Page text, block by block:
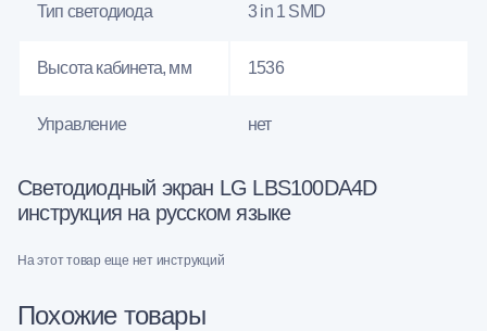
Тип светодиода 3 in 1 SMD
Высота кабинета, мм 1536
Управление нет
Светодиодный экран LG LBS100DA4D
инструкция на русском языке
На этот товар еще нет инструкций
Похожие товары